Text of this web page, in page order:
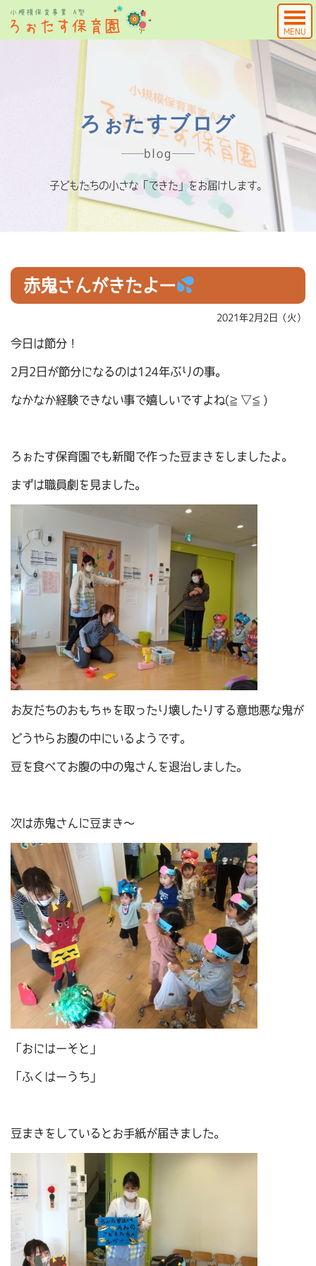
MENU
ろぉたすブログ
blog
子どもたちの小さな「できた」をお届けします。
赤鬼さんがきたよー
2021年2月2日（火）
今日は節分！
2月2日が節分になるのは124年ぶりの事。
なかなか経験できない事で嬉しいですよね(≧▽≦)
ろぉたす保育園でも新聞で作った豆まきをしましたよ。
まずは職員劇を見ました。
お友だちのおもちゃを取ったり壊したりする意地悪な鬼が
どうやらお腹の中にいるようです。
豆を食べてお腹の中の鬼さんを退治しました。
次は赤鬼さんに豆まき～
「おにはーそと」
「ふくはーうち」
豆まきをしているとお手紙が届きました。